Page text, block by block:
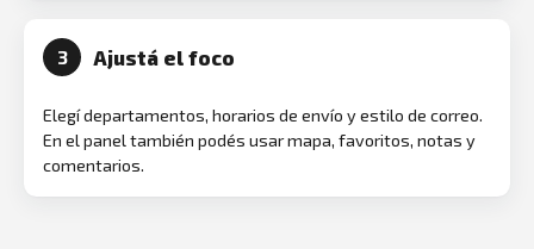
3 Ajustá el foco
Elegí departamentos, horarios de envío y estilo de correo.
En el panel también podés usar mapa, favoritos, notas y
comentarios.